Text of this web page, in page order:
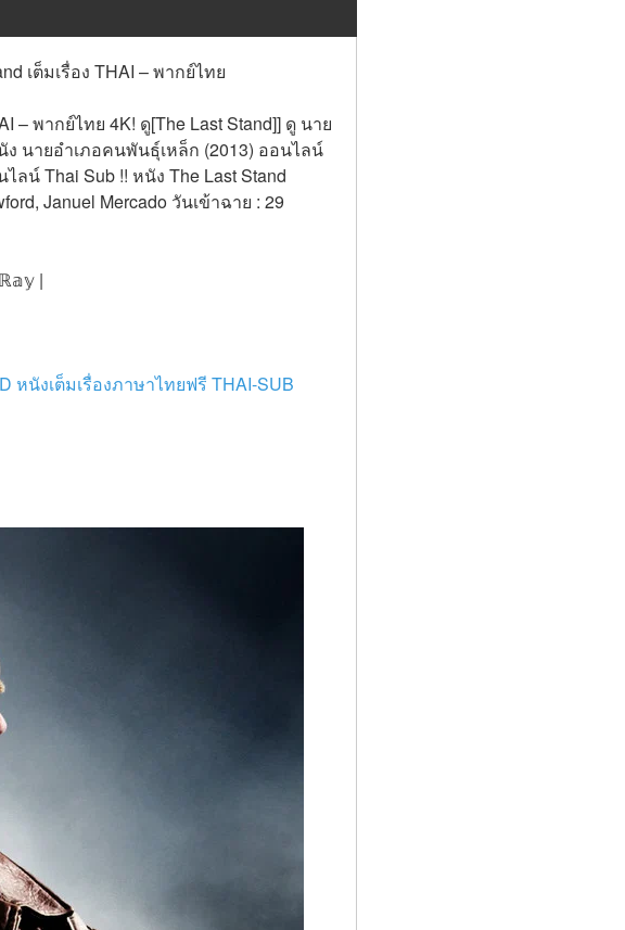
เต็มเรื่อง THAI – พากย์ไทย
– พากย์ไทย 4K! ดู[The Last Stand]] ดู นาย
นายอำเภอคนพันธุ์เหล็ก (2013) ออนไลน์
ลน์ Thai Sub !! หนัง The Last Stand
Januel Mercado วันเข้าฉาย : 29
|
หนังเต็มเรื่องภาษาไทยฟรี THAI-SUB